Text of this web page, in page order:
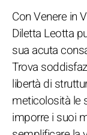
Con Venere in
Diletta Leotta
sua acuta
Trova
libertà di
meticolosità le
imporre i suoi